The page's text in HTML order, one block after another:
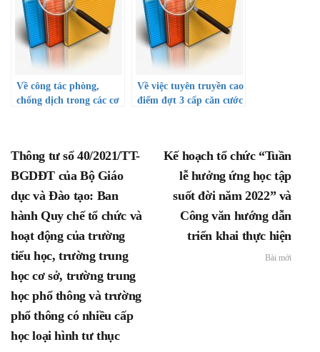
Về công tác phòng,
chống dịch trong các cơ
Về việc tuyên truyền cao
điểm đợt 3 cấp căn cước
Thông tư số 40/2021/TT-
BGDĐT của Bộ Giáo
dục và Đào tạo: Ban
hành Quy chế tổ chức và
hoạt động của trường
tiểu học, trường trung
học cơ sở, trường trung
học phổ thông và trường
phổ thông có nhiều cấp
học loại hình tư thục
Kế hoạch tổ chức “Tuần
lễ hưởng ứng học tập
suốt đời năm 2022” và
Công văn hướng dẫn
triển khai thực hiện
Bài mới